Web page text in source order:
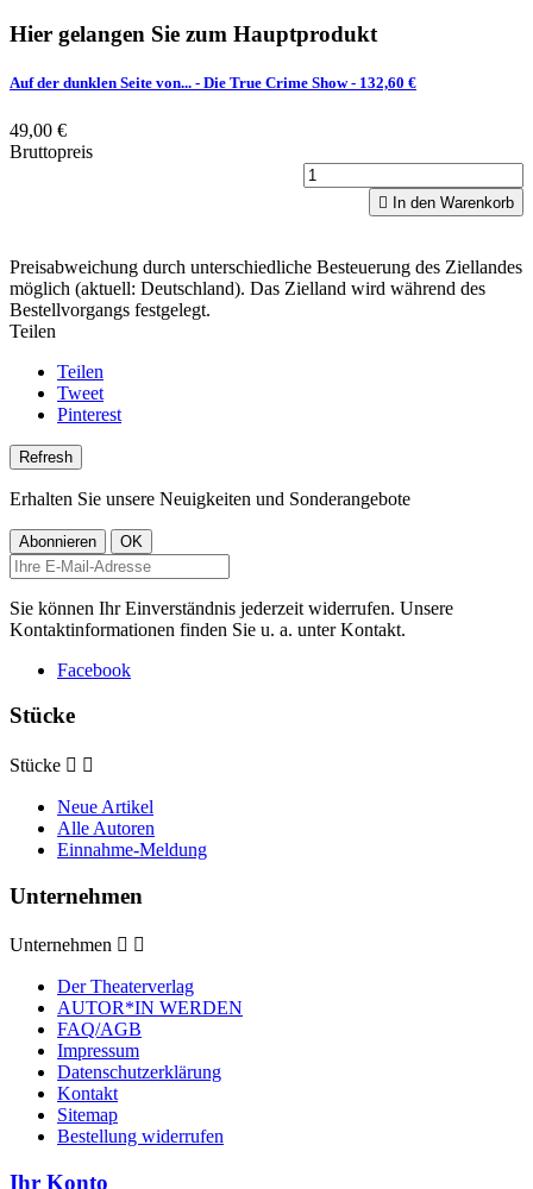
Hier gelangen Sie zum Hauptprodukt
Auf der dunklen Seite von... - Die True Crime Show- 132,60 €
49,00 €
Bruttopreis
 In den Warenkorb
Preisabweichung durch unterschiedliche Besteuerung des Ziellandes
möglich (aktuell: Deutschland). Das Zielland wird während des
Bestellvorgangs festgelegt.
Teilen
Teilen
Tweet
Pinterest
Erhalten Sie unsere Neuigkeiten und Sonderangebote
Sie können Ihr Einverständnis jederzeit widerrufen. Unsere
Kontaktinformationen finden Sie u. a. unter Kontakt.
Facebook
Stücke
Stücke  
Neue Artikel
Alle Autoren
Einnahme-Meldung
Unternehmen
Unternehmen  
Der Theaterverlag
AUTOR*IN WERDEN
FAQ/AGB
Impressum
Datenschutzerklärung
Kontakt
Sitemap
Bestellung widerrufen
Ihr Konto